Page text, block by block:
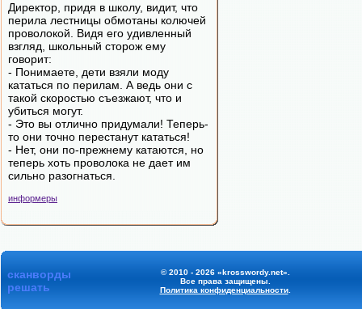
Директор, придя в школу, видит, что
перила лестницы обмотаны колючей
проволокой. Видя его удивленный
взгляд, школьный сторож ему
говорит:
- Понимаете, дети взяли моду
кататься по перилам. А ведь они с
такой скоростью съезжают, что и
убиться могут.
- Это вы отлично придумали! Теперь-
то они точно перестанут кататься!
- Нет, они по-прежнему катаются, но
теперь хоть проволока не дает им
сильно разогнаться.
информеры
сканворды
решать
© 2010 - 2026 «krosswordy.net».
Все права защищены.
Политика конфиденциальности.